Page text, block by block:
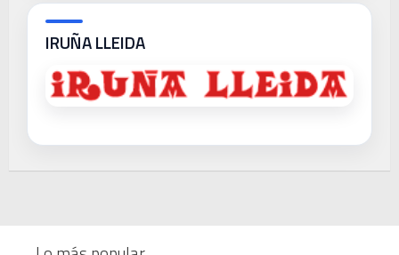
IRUÑA LLEIDA